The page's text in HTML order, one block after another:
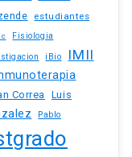
estudiantes
Fisiologia
iBio IMII
Correa Luis
Pablo